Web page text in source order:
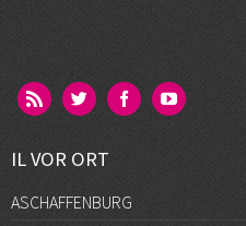
IL VOR ORT
ASCHAFFENBURG